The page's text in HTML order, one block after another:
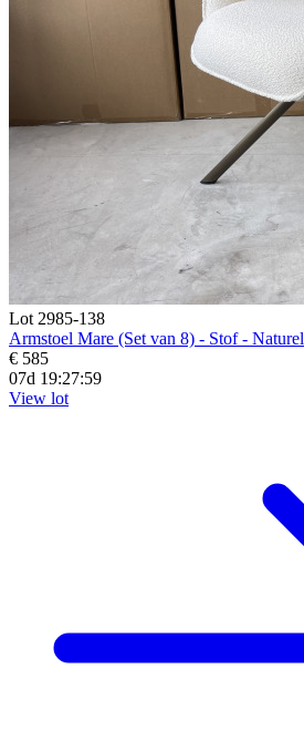
Lot 2985-138
Armstoel Mare (Set van 8) - Stof - Naturel
€ 585
07d 19:27:57
View lot